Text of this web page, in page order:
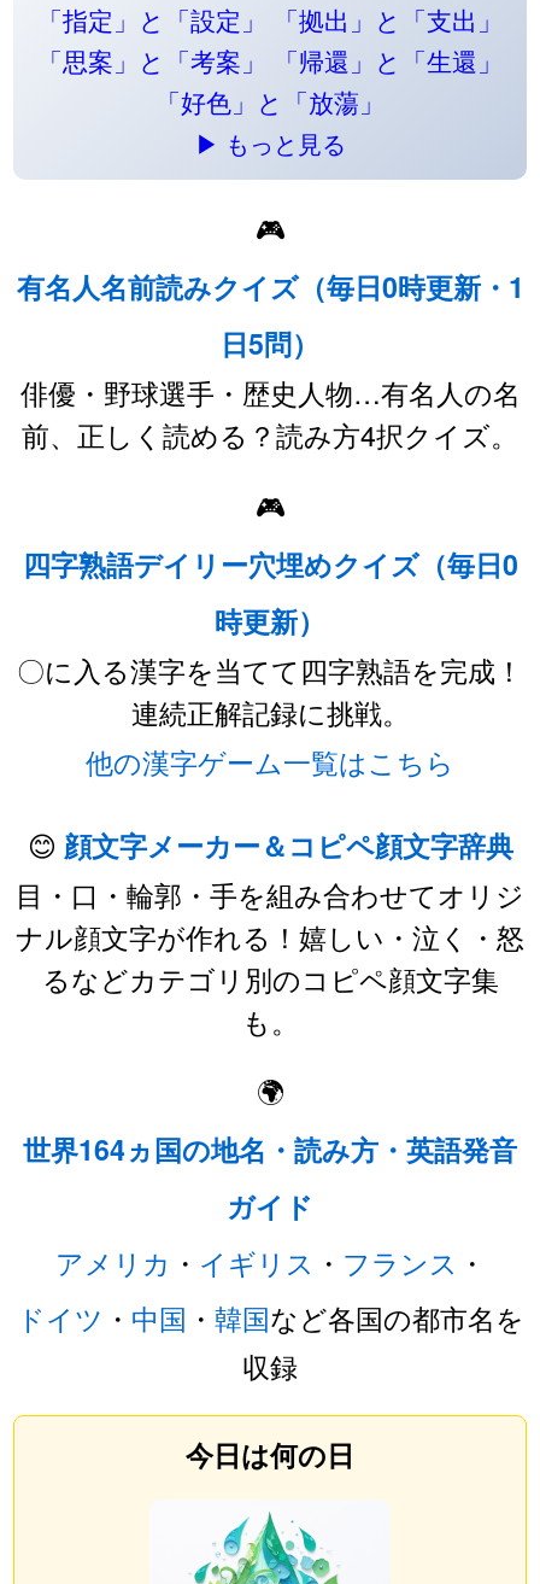
「指定」と「設定」
「拠出」と「支出」
「思案」と「考案」
「帰還」と「生還」
「好色」と「放蕩」
▶ もっと見る
🎮
有名人名前読みクイズ（毎日0時更新・1
日5問）
俳優・野球選手・歴史人物…有名人の名
前、正しく読める？読み方4択クイズ。
🎮
四字熟語デイリー穴埋めクイズ（毎日0
時更新）
〇に入る漢字を当てて四字熟語を完成！
連続正解記録に挑戦。
他の漢字ゲーム一覧はこちら
😊 顔文字メーカー＆コピペ顔文字辞典
目・口・輪郭・手を組み合わせてオリジ
ナル顔文字が作れる！嬉しい・泣く・怒
るなどカテゴリ別のコピペ顔文字集
も。
🌍
世界164ヵ国の地名・読み方・英語発音
ガイド
アメリカ ・ イギリス ・ フランス ・
ドイツ ・ 中国 ・ 韓国など各国の都市名を
収録
今日は何の日